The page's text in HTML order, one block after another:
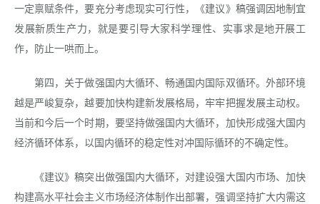
一定禀赋条件，要充分考虑现实可行性，《建议》稿强调因地制宜
发展新质生产力，就是要引导大家科学理性、实事求是地开展工
作，防止一哄而上。
第四，关于做强国内大循环、畅通国内国际双循环。外部环境
越是严峻复杂，越要加快构建新发展格局，牢牢把握发展主动权。
当前和今后一个时期，要坚持做强国内大循环，加快形成强大国内
经济循环体系，以国内循环的稳定性对冲国际循环的不确定性。
《建议》稿突出做强国内大循环，对建设强大国内市场、加快
构建高水平社会主义市场经济体制作出部署，强调坚持扩大内需这